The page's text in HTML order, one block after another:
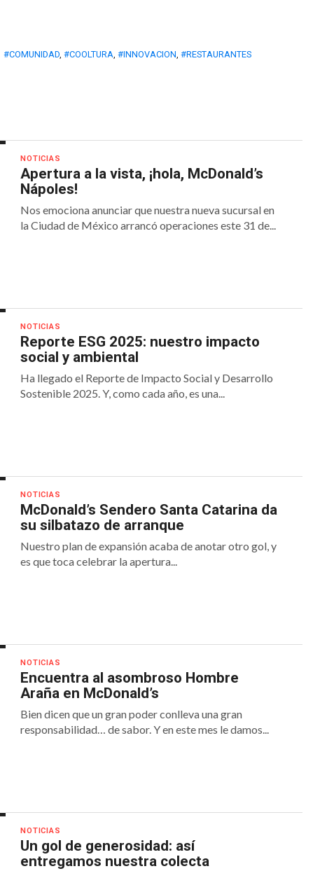
#COMUNIDAD,#COOLTURA,#INNOVACION,#RESTAURANTES
NOTICIAS
Apertura a la vista, ¡hola, McDonald’s
Nápoles!
Nos emociona anunciar que nuestra nueva sucursal en
la Ciudad de México arrancó operaciones este 31 de...
NOTICIAS
Reporte ESG 2025: nuestro impacto
social y ambiental
Ha llegado el Reporte de Impacto Social y Desarrollo
Sostenible 2025. Y, como cada año, es una...
NOTICIAS
McDonald’s Sendero Santa Catarina da
su silbatazo de arranque
Nuestro plan de expansión acaba de anotar otro gol, y
es que toca celebrar la apertura...
NOTICIAS
Encuentra al asombroso Hombre
Araña en McDonald’s
Bien dicen que un gran poder conlleva una gran
responsabilidad… de sabor. Y en este mes le damos...
NOTICIAS
Un gol de generosidad: así
entregamos nuestra colecta